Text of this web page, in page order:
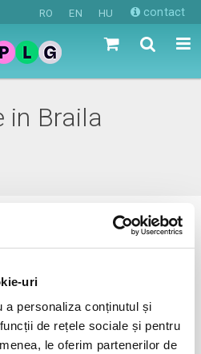
uri
a personaliza conținutul și
de rețele sociale și pentru
le oferim partenerilor de
RO EN HU contact
in Braila
in viitorul apropiat